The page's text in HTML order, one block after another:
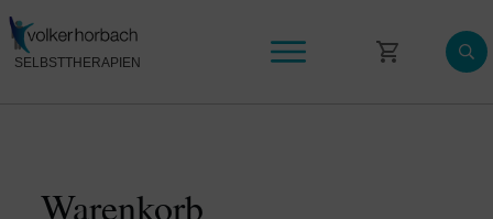
SELBSTTHERAPIEN
Warenkorb